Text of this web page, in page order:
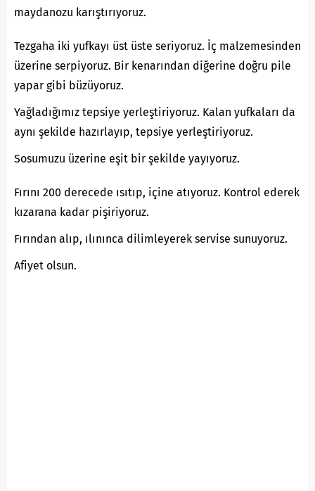
maydanozu karıştırıyoruz.
Tezgaha iki yufkayı üst üste seriyoruz. İç malzemesinden
üzerine serpiyoruz. Bir kenarından diğerine doğru pile
yapar gibi büzüyoruz.
Yağladığımız tepsiye yerleştiriyoruz. Kalan yufkaları da
aynı şekilde hazırlayıp, tepsiye yerleştiriyoruz.
Sosumuzu üzerine eşit bir şekilde yayıyoruz.
Fırını 200 derecede ısıtıp, içine atıyoruz. Kontrol ederek
kızarana kadar pişiriyoruz.
Fırından alıp, ılınınca dilimleyerek servise sunuyoruz.
Afiyet olsun.